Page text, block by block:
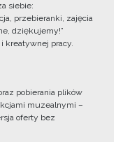
siebie:
przebieranki, zajęcia
dziękujemy!”
kreatywnej pracy.
pobierania plików
muzealnymi –
oferty bez